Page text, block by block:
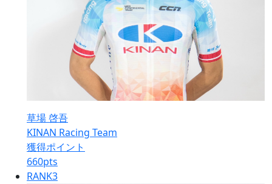
草場 啓吾
KINAN Racing Team
獲得ポイント
660pts
RANK3